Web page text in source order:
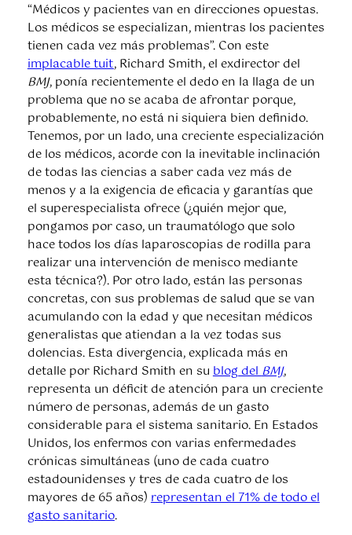
“Médicos y pacientes van en direcciones opuestas.
Los médicos se especializan, mientras los pacientes
tienen cada vez más problemas”. Con este
implacable tuit, Richard Smith, el exdirector del
BMJ, ponía recientemente el dedo en la llaga de un
problema que no se acaba de afrontar porque,
probablemente, no está ni siquiera bien definido.
Tenemos, por un lado, una creciente especialización
de los médicos, acorde con la inevitable inclinación
de todas las ciencias a saber cada vez más de
menos y a la exigencia de eficacia y garantías que
el superespecialista ofrece (¿quién mejor que,
pongamos por caso, un traumatólogo que solo
hace todos los días laparoscopias de rodilla para
realizar una intervención de menisco mediante
esta técnica?). Por otro lado, están las personas
concretas, con sus problemas de salud que se van
acumulando con la edad y que necesitan médicos
generalistas que atiendan a la vez todas sus
dolencias. Esta divergencia, explicada más en
detalle por Richard Smith en sublog delBMJ,
representa un déficit de atención para un creciente
número de personas, además de un gasto
considerable para el sistema sanitario. En Estados
Unidos, los enfermos con varias enfermedades
crónicas simultáneas (uno de cada cuatro
estadounidenses y tres de cada cuatro de los
mayores de 65 años)representan el 71% de todo el
gasto sanitario.